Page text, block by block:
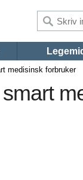
medisinsk forbruker